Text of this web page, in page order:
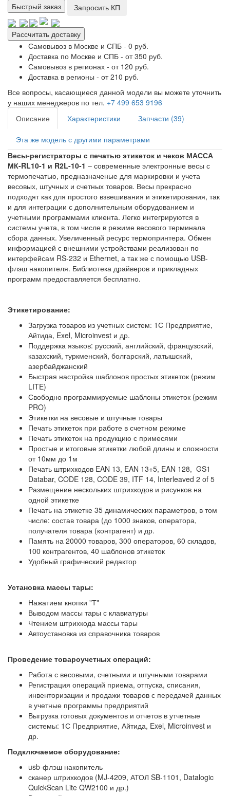
Быстрый заказ
Запросить КП
Рассчитать доставку
Самовывоз в Москве и СПБ - 0 руб.
Доставка по Москве и СПБ - от 350 руб.
Самовывоз в регионах - от 120 руб.
Доставка в регионы - от 210 руб.
Все вопросы, касающиеся данной модели вы можете уточнить
у наших менеджеров по тел. +7 499 653 9196
Описание
Характеристики Запчасти (39)
Эта же модель с другими параметрами
Весы-регистраторы с печатью этикеток и чеков МАССА
МК-RL10-1 и R2L-10-1 – современные электронные весы с
термопечатью, предназначеные для маркировки и учета
весовых, штучных и счетных товаров. Весы прекрасно
подходят как для простого взвешивания и этикетирования, так
и для интеграции с дополнительным оборудованием и
учетными программами клиента. Легко интегрируются в
системы учета, в том числе в режиме весового терминала
сбора данных. Увеличенный ресурс термопринтера. Обмен
информацией с внешними устройствами реализован по
интерфейсам RS-232 и Ethernet, а так же с помощью USB-
флэш накопителя. Библиотека драйверов и прикладных
программ предоставляется бесплатно.
Этикетирование:
Загрузка товаров из учетных систем: 1С Предприятие,
Айтида, Exel, Microinvest и др.
Поддержка языков: русский, английский, французский,
казахский, туркменский, болгарский, латышский,
азербайджанский
Быстрая настройка шаблонов простых этикеток (режим
LITE)
Свободно программируемые шаблоны этикеток (режим
PRO)
Этикетки на весовые и штучные товары
Печать этикеток при работе в счетном режиме
Печать этикеток на продукцию с примесями
Простые и итоговые этикетки любой длины и сложности
от 10мм до 1м
Печать штрихкодов EAN 13, EAN 13+5, EAN 128, GS1
Databar, CODE 128, CODE 39, ITF 14, Interleaved 2 of 5
Размещение нескольких штрихкодов и рисунков на
одной этикетке
Печать на этикетке 35 динамических параметров, в том
числе: состав товара (до 1000 знаков, оператора,
получателя товара (контрагент) и др.
Память на 20000 товаров, 300 операторов, 60 складов,
100 контрагентов, 40 шаблонов этикеток
Удобный графический редактор
Установка массы тары:
Нажатием кнопки "Т"
Выводом массы тары с клавиатуры
Чтением штрихкода массы тары
Автоустановка из справочника товаров
Проведение товароучетных операций:
Работа с весовыми, счетными и штучными товарами
Регистрация операций приема, отпуска, списания,
инвенторизации и продажи товаров с передачей данных
в учетные программы предприятий
Выгрузка готовых документов и отчетов в утчетные
системы: 1С Предприятие, Айтида, Exel, Microinvest и
др.
Подключаемое оборудование:
usb-флэш накопитель
сканер штрихкодов (MJ-4209, АТОЛ SB-1101, Datalogic
QuickScan Lite QW2100 и др.)